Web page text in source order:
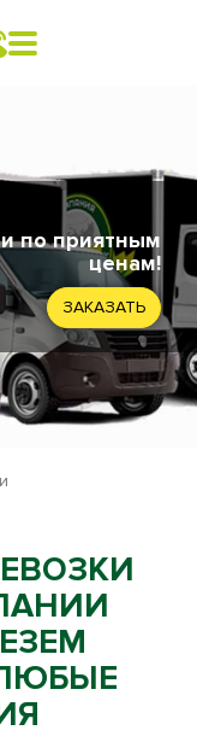
по приятным
ценам!
ЗАКАЗАТЬ